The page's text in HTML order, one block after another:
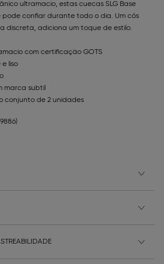
ultramacio, estas cuecas SLG Base
confiar durante todo o dia. Um cós
discreta, adiciona um toque de estilo.
com certificação GOTS
e liso
marca subtil
conjunto de 2 unidades